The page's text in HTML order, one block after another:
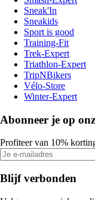
Sneak'In
Sneakids
Sport is good
Training-Fit
Trek-Expert
Triathlon-Expert
TripNBikers
Vélo-Store
Winter-Expert
Abonneer je op
Profiteer van 10%
Blijf verbonden